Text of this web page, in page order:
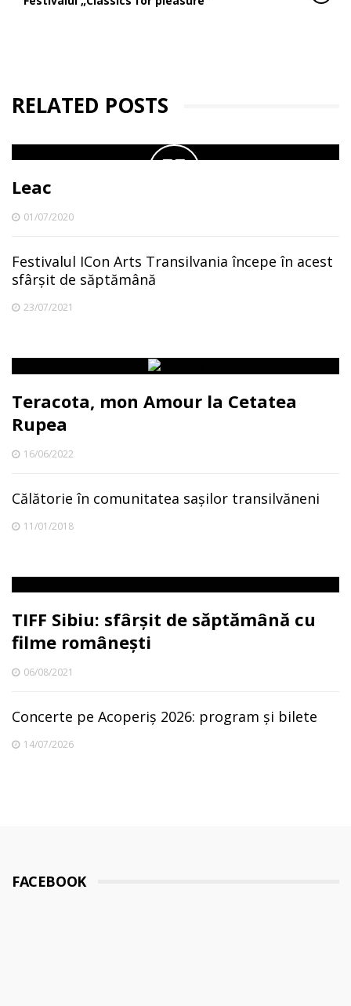
RELATED POSTS
Leac
01/07/2020
Festivalul ICon Arts Transilvania începe în acest
sfârșit de săptămână
23/07/2021
Teracota, mon Amour la Cetatea
Rupea
16/06/2022
Călătorie în comunitatea sașilor transilvăneni
11/01/2018
TIFF Sibiu: sfârșit de săptămână cu
filme românești
06/08/2021
Concerte pe Acoperiș 2026: program și bilete
14/07/2026
FACEBOOK